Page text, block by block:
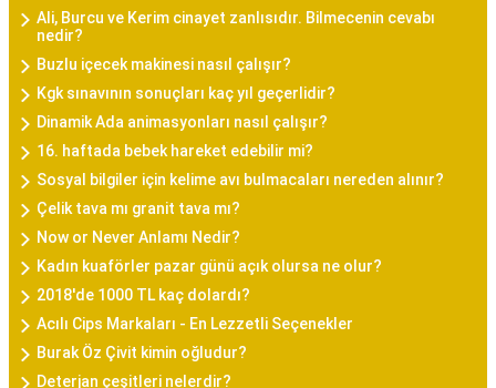
Ali, Burcu ve Kerim cinayet zanlısıdır. Bilmecenin cevabı
nedir?
Buzlu içecek makinesi nasıl çalışır?
Kgk sınavının sonuçları kaç yıl geçerlidir?
Dinamik Ada animasyonları nasıl çalışır?
16. haftada bebek hareket edebilir mi?
Sosyal bilgiler için kelime avı bulmacaları nereden alınır?
Çelik tava mı granit tava mı?
Now or Never Anlamı Nedir?
Kadın kuaförler pazar günü açık olursa ne olur?
2018'de 1000 TL kaç dolardı?
Acılı Cips Markaları - En Lezzetli Seçenekler
Burak Öz Çivit kimin oğludur?
Deterjan çeşitleri nelerdir?